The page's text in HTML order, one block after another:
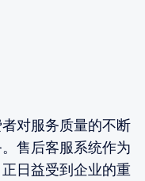
对服务质量的不断
售后客服系统作为
日益受到企业的重